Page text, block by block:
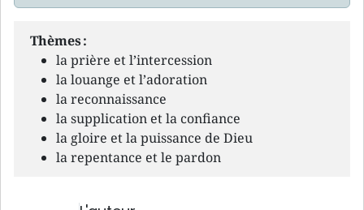
Thèmes :
la prière et l’intercession
la louange et l’adoration
la reconnaissance
la supplication et la confiance
la gloire et la puissance de Dieu
la repentance et le pardon